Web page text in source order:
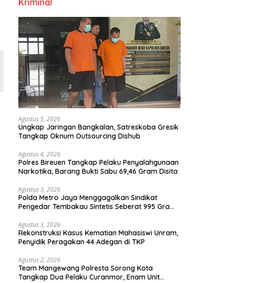
Agustus 5, 2026
Ungkap Jaringan Bangkalan, Satreskoba Gresik
Tangkap Oknum Outsourcing Dishub
Agustus 4, 2026
Polres Bireuen Tangkap Pelaku Penyalahgunaan
Narkotika, Barang Bukti Sabu 69,46 Gram Disita
Agustus 3, 2026
Polda Metro Jaya Menggagalkan Sindikat
Pengedar Tembakau Sintetis Seberat 995 Gram
Melalui Media Sosial
Agustus 3, 2026
Rekonstruksi Kasus Kematian Mahasiswi Unram,
Penyidik Peragakan 44 Adegan di TKP
Agustus 2, 2026
Team Mangewang Polresta Sorong Kota
Tangkap Dua Pelaku Curanmor, Enam Unit